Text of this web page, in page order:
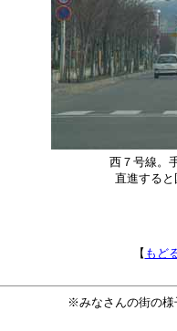
西７号線。
直進する
【 もど
※みなさんの街の様